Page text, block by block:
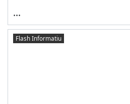
...
Flash Informatiu